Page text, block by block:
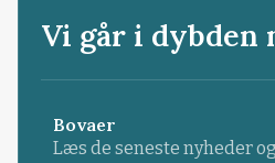
Vi går i dybden
Bovaer
Læs de seneste nyheder